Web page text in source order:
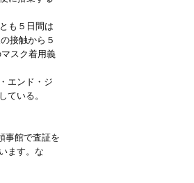
も５日間は
接触から５
スク着用義
エンド・ジ
ている。
事館で査証を
ます。な